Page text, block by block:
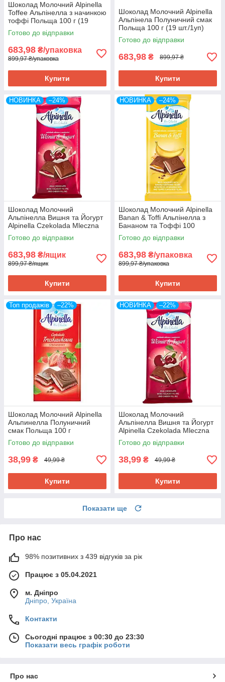
Шоколад Молочний Alpinella
Toffee Альпінелла з начинкою
тоффі Польща 100 г (19
шт/1уп)
Готово до відправки
683,98 ₴/упаковка
899,97 ₴/упаковка
Купити
Шоколад Молочний Alpinella
Альпінела Полуничний смак
Польща 100 г (19 шт./1уп)
Готово до відправки
683,98 ₴ 899,97 ₴
Купити
НОВИНКА –24%
Шоколад Молочний
Альпінелла Вишня та Йогурт
Alpinella Czekolada Mleczna
Wisnia & Jogurt 100 г Польща
(19 ШТ/1 я
Готово до відправки
683,98 ₴/ящик
899,97 ₴/ящик
Купити
НОВИНКА –24%
Шоколад Молочний Alpinella
Banan & Toffi Альпінелла з
Бананом та Тоффі 100
г Польща (19 шт/1 ящ)
Готово до відправки
683,98 ₴/упаковка
899,97 ₴/упаковка
Купити
Топ продажів –22%
Шоколад Молочний Alpinella
Альпинелла Полуничний
смак Польща 100 г
Готово до відправки
38,99 ₴ 49,99 ₴
Купити
НОВИНКА –22%
Шоколад Молочний
Альпінелла Вишня та Йогурт
Alpinella Czekolada Mleczna
Wisnia & Jogurt 100 г Польща
Готово до відправки
38,99 ₴ 49,99 ₴
Купити
Показати ще
Про нас
98% позитивних з 439 відгуків за рік
Працює з 05.04.2021
м. Дніпро
Дніпро, Україна
Контакти
Сьогодні працює з 00:30 до 23:30
Показати весь графік роботи
Про нас